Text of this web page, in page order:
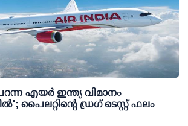
എയര്‍ ഇന്ത്യ വിമാനം
പൈലറ്റിന്റെ ഡ്രഗ് ടെസ്റ്റ് ഫലം